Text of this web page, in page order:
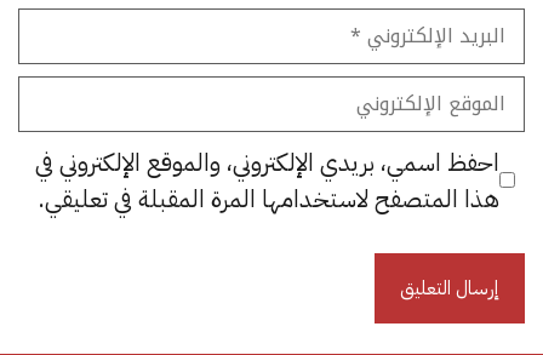
البريد
الإلكتروني
الموقع
الإلكتروني
احفظ اسمي، بريدي الإلكتروني، والموقع الإلكتروني في
هذا المتصفح لاستخدامها المرة المقبلة في تعليقي.